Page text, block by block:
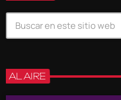
AL AIRE